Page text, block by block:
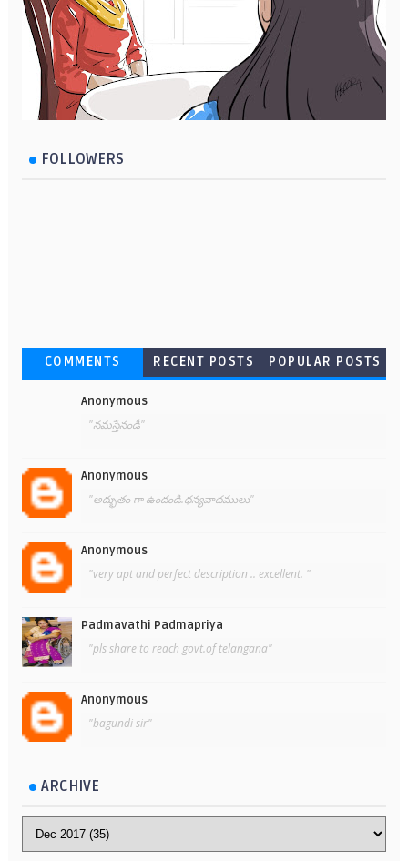
FOLLOWERS
COMMENTS RECENT POSTS POPULAR POSTS
Anonymous
"నమస్తేనండీ"
Anonymous
"అద్భుతం గా ఉందండి.ధన్యవాదములు"
Anonymous
"very apt and perfect description .. excellent. "
Padmavathi Padmapriya
"pls share to reach govt.of telangana"
Anonymous
"bagundi sir"
ARCHIVE